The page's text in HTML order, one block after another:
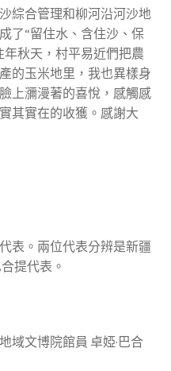
綜合管理和柳河沿河沙地
了“留住水、含住沙、保
秋天，村平易近們把農
的玉米地里，我也異樣身
上瀰漫著的喜悅，感觸感
其實在的收獲。感謝大
表。兩位代表分辨是新疆
提代表。
域文博院館員 卓婭·巴合